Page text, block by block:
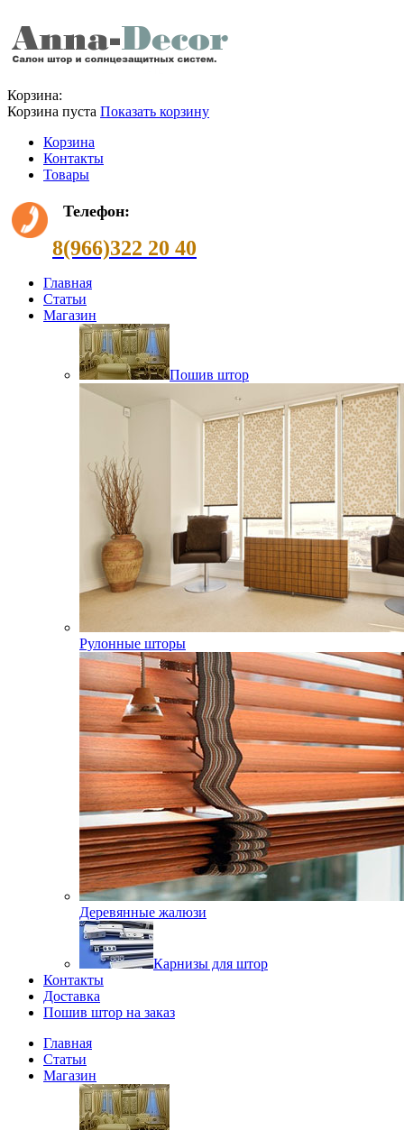
Корзина:
Корзина пуста Показать корзину
Корзина
Контакты
Товары
Телефон:
8(966)322 20 40
Главная
Статьи
Магазин
Пошив штор
Рулонные шторы
Деревянные жалюзи
Карнизы для штор
Контакты
Доставка
Пошив штор на заказ
Главная
Статьи
Магазин